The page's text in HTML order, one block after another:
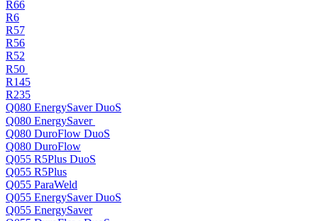
R66
R6
R57
R56
R52
R50
R145
R235
Q080 EnergySaver DuoS
Q080 EnergySaver
Q080 DuroFlow DuoS
Q080 DuroFlow
Q055 R5Plus DuoS
Q055 R5Plus
Q055 ParaWeld
Q055 EnergySaver DuoS
Q055 EnergySaver